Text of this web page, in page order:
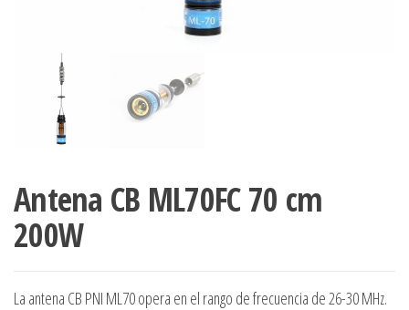
Antena CB ML70FC 70 cm
200W
La antena CB PNI ML70 opera en el rango de frecuencia de 26-30 MHz.